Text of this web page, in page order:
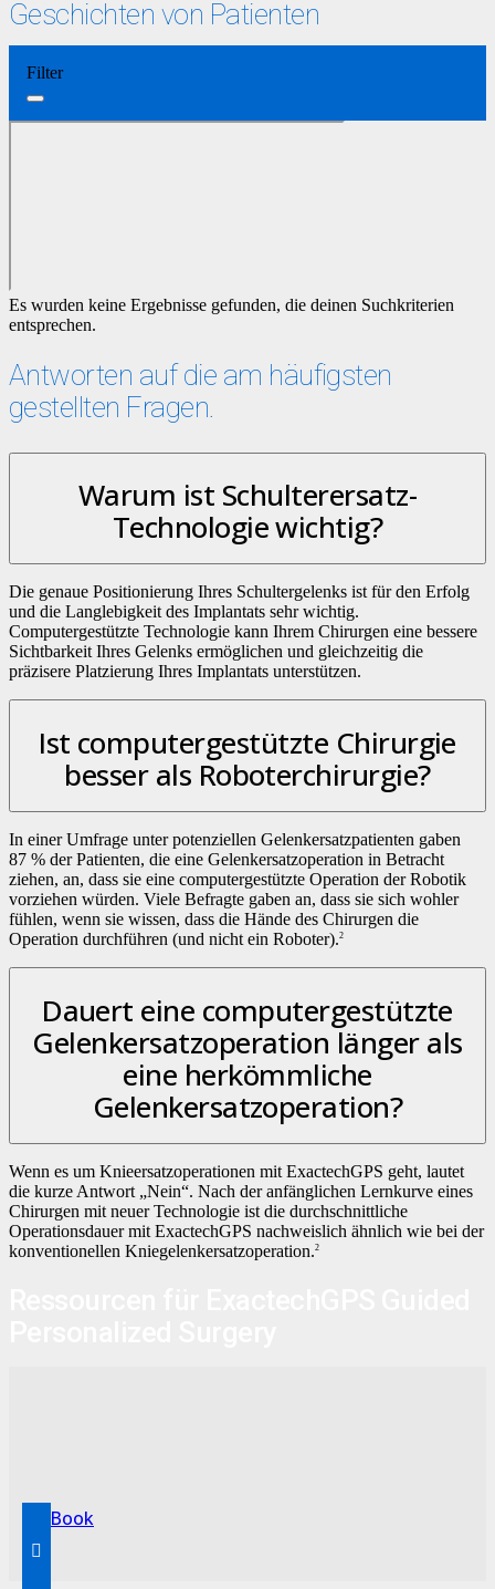
Geschichten von Patienten
Filter
Es wurden keine Ergebnisse gefunden, die deinen Suchkriterien
entsprechen.
Antworten auf die am häufigsten
gestellten Fragen.
Warum ist Schulterersatz-
Technologie wichtig?
Die genaue Positionierung Ihres Schultergelenks ist für den Erfolg
und die Langlebigkeit des Implantats sehr wichtig.
Computergestützte Technologie kann Ihrem Chirurgen eine bessere
Sichtbarkeit Ihres Gelenks ermöglichen und gleichzeitig die
präzisere Platzierung Ihres Implantats unterstützen.
Ist computergestützte Chirurgie
besser als Roboterchirurgie?
In einer Umfrage unter potenziellen Gelenkersatzpatienten gaben
87 % der Patienten, die eine Gelenkersatzoperation in Betracht
ziehen, an, dass sie eine computergestützte Operation der Robotik
vorziehen würden. Viele Befragte gaben an, dass sie sich wohler
fühlen, wenn sie wissen, dass die Hände des Chirurgen die
Operation durchführen (und nicht ein Roboter).2
Dauert eine computergestützte
Gelenkersatzoperation länger als
eine herkömmliche
Gelenkersatzoperation?
Wenn es um Knieersatzoperationen mit ExactechGPS geht, lautet
die kurze Antwort „Nein“. Nach der anfänglichen Lernkurve eines
Chirurgen mit neuer Technologie ist die durchschnittliche
Operationsdauer mit ExactechGPS nachweislich ähnlich wie bei der
konventionellen Kniegelenkersatzoperation.2
Kit Book